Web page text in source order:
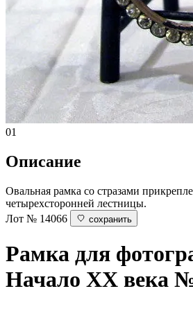
01
Описание
Овальная рамка со стразами
четырехсторонней лестницы.
Лот № 14066
сохранить
Рамка для
Начало ХХ века